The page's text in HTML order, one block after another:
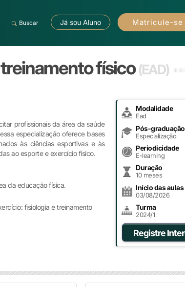
Buscar Já sou Aluno Matricule-se
físico(EAD)
profissionais da área da saúde
especialização oferece bases
às ciências esportivas e às
ao esporte e exercício físico.
da educação física.
fisiologia e treinamento
Modalidade
Ead
Pós-graduação
Especialização
Periodicidade
E-learning
Duração
10 meses
Início das aulas
03/08/2026
Turma
2024/1
Registre